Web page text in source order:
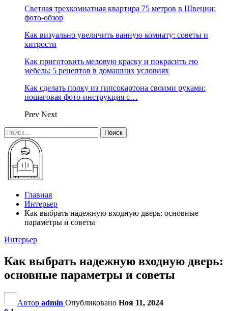
Светлая трехкомнатная квартира 75 метров в Швеции:
фото-обзор
Как визуально увеличить ванную комнату: советы и
хитрости
Как приготовить меловую краску и покрасить ею
мебель: 5 рецептов в домашних условиях
Как сделать полку из гипсокартона своими руками:
пошаговая фото-инструкция с…
Prev Next
Главная
Интерьер
Как выбрать надежную входную дверь: основные
параметры и советы
Интерьер
Как выбрать надежную входную дверь:
основные параметры и советы
Автор admin Опубликовано Ноя 11, 2024